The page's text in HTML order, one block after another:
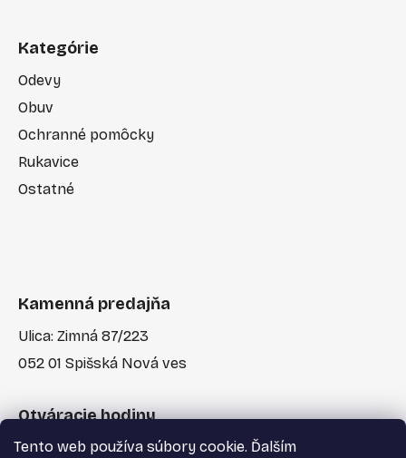
Tento web používa súbory cookie. Ďalším
Kategórie
Odevy
Obuv
Ochranné pomôcky
Rukavice
Ostatné
Kamenná predajňa
Ulica: Zimná 87/223
052 01 Spišská Nová ves
Otváracie hodiny
Po-Pia: 7:30 - 17:00